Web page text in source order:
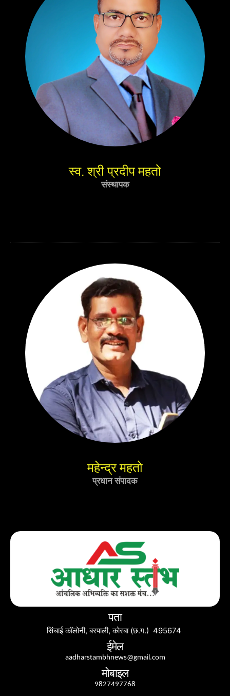
स्व. श्री प्रदीप महतो
संस्थापक
महेन्द्र महतो
प्रधान संपादक
पता
सिंचाई कॉलोनी, बरपाली, कोरबा (छ.ग.) 495674
ईमेल
aadharstambhnews@gmail.com
मोबाइल
9827497768